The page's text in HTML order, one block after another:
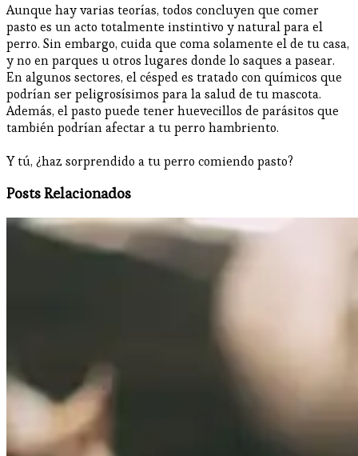
Aunque hay varias teorías, todos concluyen que comer
pasto es un acto totalmente instintivo y natural para el
perro. Sin embargo, cuida que coma solamente el de tu casa,
y no en parques u otros lugares donde lo saques a pasear.
En algunos sectores, el césped es tratado con químicos que
podrían ser peligrosísimos para la salud de tu mascota.
Además, el pasto puede tener huevecillos de parásitos que
también podrían afectar a tu perro hambriento.
Y tú, ¿haz sorprendido a tu perro comiendo pasto?
Posts Relacionados